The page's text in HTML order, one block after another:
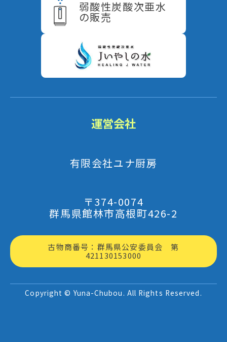
弱酸性炭酸次亜水
の販売
運営会社
有限会社ユナ厨房
〒374-0074
群馬県館林市高根町426-2
古物商番号：群馬県公安委員会 第
421130153000
Copyright © Yuna-Chubou. All Rights Reserved.